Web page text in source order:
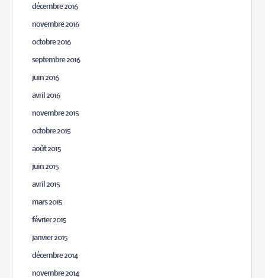
décembre 2016
novembre 2016
octobre 2016
septembre 2016
juin 2016
avril 2016
novembre 2015
octobre 2015
août 2015
juin 2015
avril 2015
mars 2015
février 2015
janvier 2015
décembre 2014
novembre 2014